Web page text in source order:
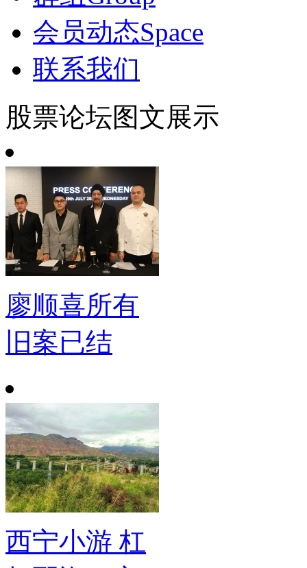
会员动态Space
联系我们
股票论坛图文展示
廖顺喜所有
旧案已结
西宁小游 杠